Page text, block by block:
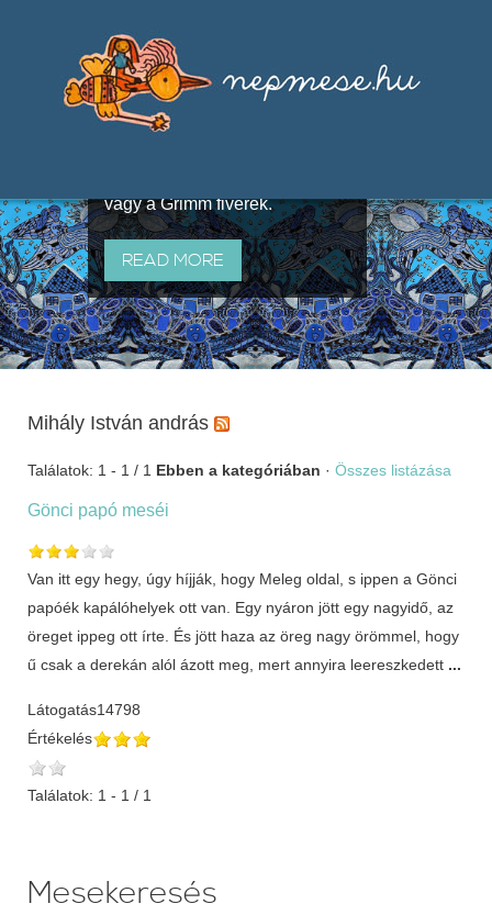
útján terjedő elbeszélésekből,
melyeket olyan ismert gyűjtők
állítottak össze, mint Benedek
vagy a Grimm fivérek.
READ MORE
Mihály István andrás
Találatok: 1 - 1 / 1 Ebben a kategóriában · Összes listázása
Gönci papó meséi
Van itt egy hegy, úgy híjják, hogy Meleg oldal, s ippen a Gönci
papóék kapálóhelyek ott van. Egy nyáron jött egy nagyidő, az
öreget ippeg ott írte. És jött haza az öreg nagy örömmel, hogy
ű csak a derekán alól ázott meg, mert annyira leereszkedett ...
Látogatás14798
Értékelés
Találatok: 1 - 1 / 1
Mesekeresés